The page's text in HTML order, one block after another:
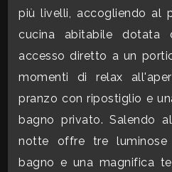
più livelli, accogliendo al
cucina abitabile dotata
accesso diretto a un
momenti di relax
pranzo con ripostiglio e
bagno privato. Salendo
notte offre tre
bagno e una magnifica
Prezzo